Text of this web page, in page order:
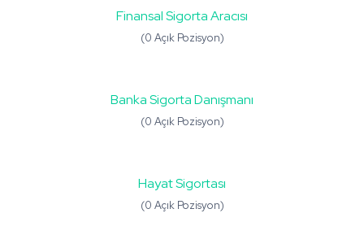
Finansal Sigorta Aracısı
(0 Açık Pozisyon)
Banka Sigorta Danışmanı
(0 Açık Pozisyon)
Hayat Sigortası
(0 Açık Pozisyon)